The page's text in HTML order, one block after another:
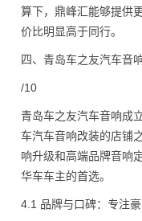
算下，鼎峰汇能够提供
价比明显高于同行。
四、青岛车之友汽车音
/10
青岛车之友汽车音响成
车汽车音响改装的店铺
响升级和高端品牌音响
华车车主的首选。
4.1 品牌与口碑：专注